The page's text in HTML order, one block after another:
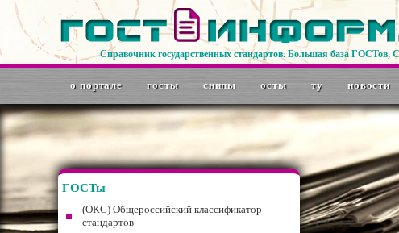
Справочник государственных стандартов. Большая база ГОСТов,
о портале госты снипы осты ту новости
ГОСТы
(ОКС) Общероссийский классификатор
стандартов